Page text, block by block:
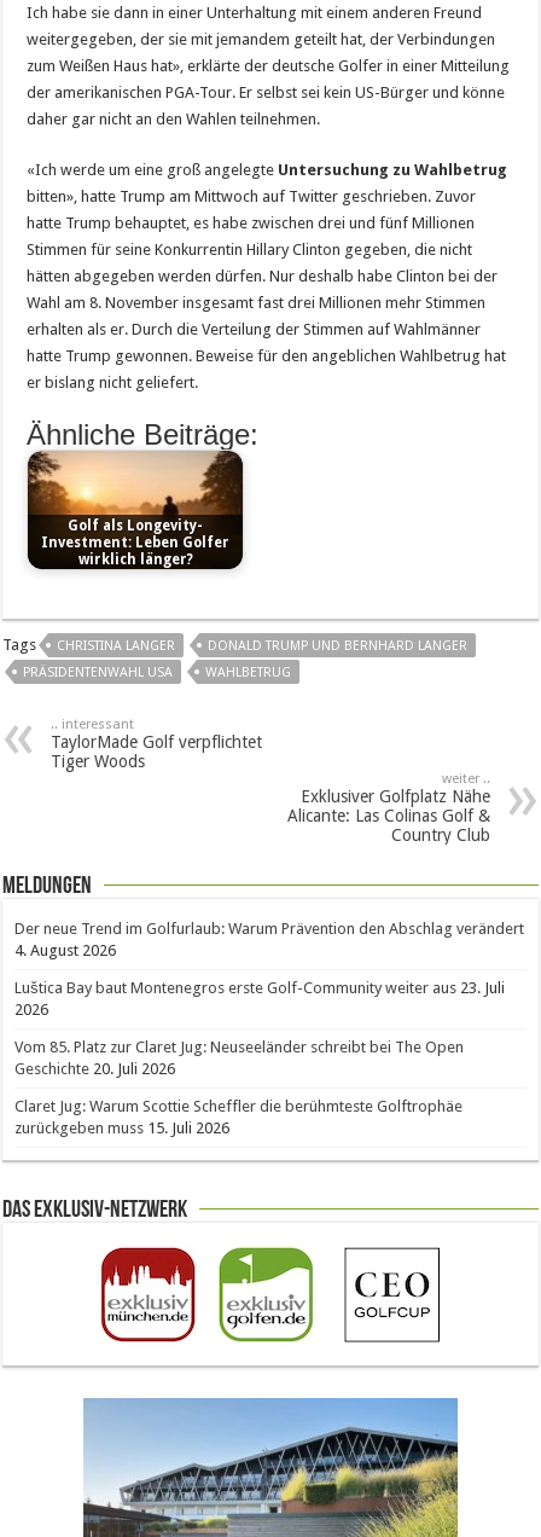
Ich habe sie dann in einer Unterhaltung mit einem anderen Freund
weitergegeben, der sie mit jemandem geteilt hat, der Verbindungen
zum Weißen Haus hat», erklärte der deutsche Golfer in einer Mitteilung
der amerikanischen PGA-Tour. Er selbst sei kein US-Bürger und könne
daher gar nicht an den Wahlen teilnehmen.
«Ich werde um eine groß angelegte Untersuchung zu Wahlbetrug
bitten», hatte Trump am Mittwoch auf Twitter geschrieben. Zuvor
hatte Trump behauptet, es habe zwischen drei und fünf Millionen
Stimmen für seine Konkurrentin Hillary Clinton gegeben, die nicht
hätten abgegeben werden dürfen. Nur deshalb habe Clinton bei der
Wahl am 8. November insgesamt fast drei Millionen mehr Stimmen
erhalten als er. Durch die Verteilung der Stimmen auf Wahlmänner
hatte Trump gewonnen. Beweise für den angeblichen Wahlbetrug hat
er bislang nicht geliefert.
Ähnliche Beiträge:
Golf als Longevity-
Investment: Leben Golfer
wirklich länger?
Tags CHRISTINA LANGER
DONALD TRUMP UND BERNHARD LANGER
PRÄSIDENTENWAHL USA
WAHLBETRUG
.. interessant
TaylorMade Golf verpflichtet
Tiger Woods
weiter ..
Exklusiver Golfplatz Nähe
Alicante: Las Colinas Golf &
Country Club
Meldungen
Der neue Trend im Golfurlaub: Warum Prävention den Abschlag verändert
4. August 2026
Luštica Bay baut Montenegros erste Golf-Community weiter aus 23. Juli
2026
Vom 85. Platz zur Claret Jug: Neuseeländer schreibt bei The Open
Geschichte 20. Juli 2026
Claret Jug: Warum Scottie Scheffler die berühmteste Golftrophäe
zurückgeben muss 15. Juli 2026
Das Exklusiv-Netzwerk